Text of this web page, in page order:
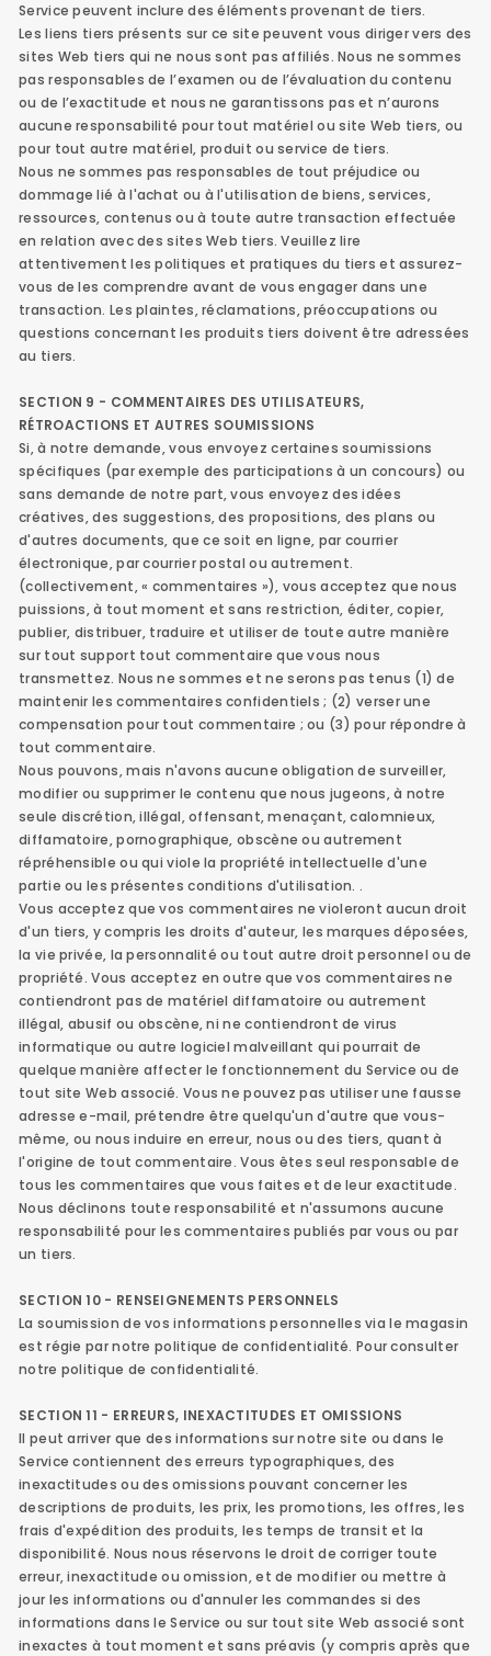
Service peuvent inclure des éléments provenant de tiers.
Les liens tiers présents sur ce site peuvent vous diriger vers des
sites Web tiers qui ne nous sont pas affiliés. Nous ne sommes
pas responsables de l’examen ou de l’évaluation du contenu
ou de l’exactitude et nous ne garantissons pas et n’aurons
aucune responsabilité pour tout matériel ou site Web tiers, ou
pour tout autre matériel, produit ou service de tiers.
Nous ne sommes pas responsables de tout préjudice ou
dommage lié à l'achat ou à l'utilisation de biens, services,
ressources, contenus ou à toute autre transaction effectuée
en relation avec des sites Web tiers. Veuillez lire
attentivement les politiques et pratiques du tiers et assurez-
vous de les comprendre avant de vous engager dans une
transaction. Les plaintes, réclamations, préoccupations ou
questions concernant les produits tiers doivent être adressées
au tiers.
SECTION 9 - COMMENTAIRES DES UTILISATEURS,
RÉTROACTIONS ET AUTRES SOUMISSIONS
Si, à notre demande, vous envoyez certaines soumissions
spécifiques (par exemple des participations à un concours) ou
sans demande de notre part, vous envoyez des idées
créatives, des suggestions, des propositions, des plans ou
d'autres documents, que ce soit en ligne, par courrier
électronique, par courrier postal ou autrement.
(collectivement, « commentaires »), vous acceptez que nous
puissions, à tout moment et sans restriction, éditer, copier,
publier, distribuer, traduire et utiliser de toute autre manière
sur tout support tout commentaire que vous nous
transmettez. Nous ne sommes et ne serons pas tenus (1) de
maintenir les commentaires confidentiels ; (2) verser une
compensation pour tout commentaire ; ou (3) pour répondre à
tout commentaire.
Nous pouvons, mais n'avons aucune obligation de surveiller,
modifier ou supprimer le contenu que nous jugeons, à notre
seule discrétion, illégal, offensant, menaçant, calomnieux,
diffamatoire, pornographique, obscène ou autrement
répréhensible ou qui viole la propriété intellectuelle d'une
partie ou les présentes conditions d'utilisation. .
Vous acceptez que vos commentaires ne violeront aucun droit
d'un tiers, y compris les droits d'auteur, les marques déposées,
la vie privée, la personnalité ou tout autre droit personnel ou de
propriété. Vous acceptez en outre que vos commentaires ne
contiendront pas de matériel diffamatoire ou autrement
illégal, abusif ou obscène, ni ne contiendront de virus
informatique ou autre logiciel malveillant qui pourrait de
quelque manière affecter le fonctionnement du Service ou de
tout site Web associé. Vous ne pouvez pas utiliser une fausse
adresse e-mail, prétendre être quelqu'un d'autre que vous-
même, ou nous induire en erreur, nous ou des tiers, quant à
l'origine de tout commentaire. Vous êtes seul responsable de
tous les commentaires que vous faites et de leur exactitude.
Nous déclinons toute responsabilité et n'assumons aucune
responsabilité pour les commentaires publiés par vous ou par
un tiers.
SECTION 10 - RENSEIGNEMENTS PERSONNELS
La soumission de vos informations personnelles via le magasin
est régie par notre politique de confidentialité. Pour consulter
notre politique de confidentialité.
SECTION 11 - ERREURS, INEXACTITUDES ET OMISSIONS
Il peut arriver que des informations sur notre site ou dans le
Service contiennent des erreurs typographiques, des
inexactitudes ou des omissions pouvant concerner les
descriptions de produits, les prix, les promotions, les offres, les
frais d'expédition des produits, les temps de transit et la
disponibilité. Nous nous réservons le droit de corriger toute
erreur, inexactitude ou omission, et de modifier ou mettre à
jour les informations ou d'annuler les commandes si des
informations dans le Service ou sur tout site Web associé sont
inexactes à tout moment et sans préavis (y compris après que